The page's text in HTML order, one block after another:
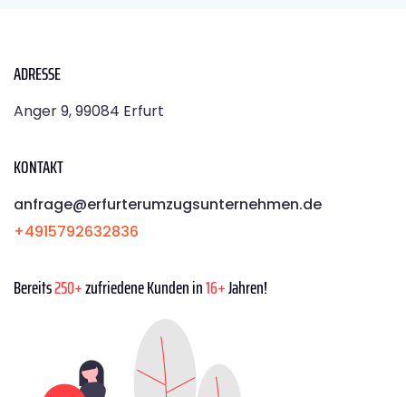
ADRESSE
Anger 9, 99084 Erfurt
KONTAKT
anfrage@erfurterumzugsunternehmen.de
+4915792632836
Bereits250+zufriedene Kunden in16+Jahren!